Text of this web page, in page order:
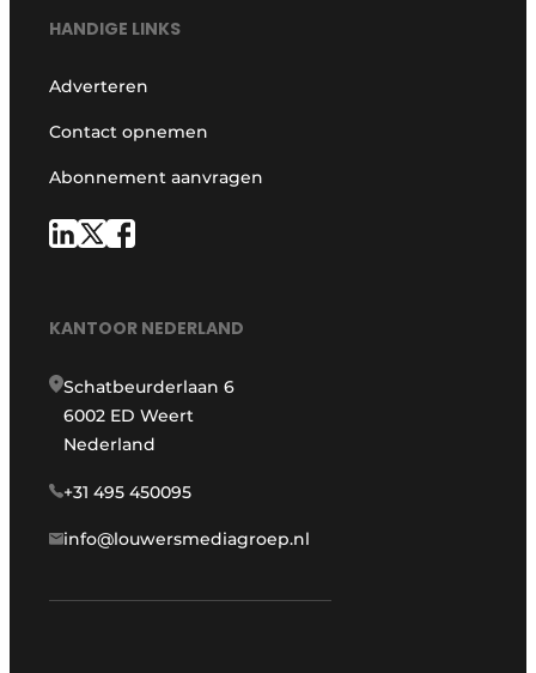
HANDIGE LINKS
Adverteren
Contact opnemen
Abonnement aanvragen
KANTOOR NEDERLAND
Schatbeurderlaan 6
6002 ED Weert
Nederland
+31 495 450095
info@louwersmediagroep.nl